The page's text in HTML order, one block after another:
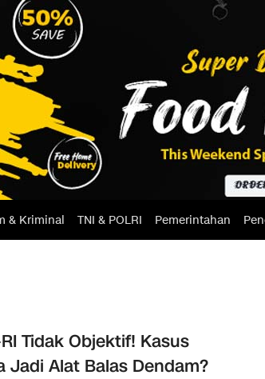
& Kriminal TNI & POLRI Pemerintahan
Tidak Objektif! Kasus
Jadi Alat Balas Dendam?